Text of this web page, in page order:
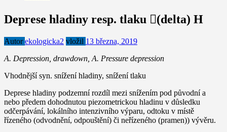
Deprese hladiny resp. tlaku (delta) H
Autorekologicka2 vložil 13 března, 2019
A. Depression, drawdown, A. Pressure depression
Vhodnější syn. snížení hladiny, snížení tlaku
Deprese hladiny podzemní rozdíl mezi snížením pod původní a
nebo předem dohodnutou piezometrickou hladinu v důsledku
odčerpávání, lokálního intenzivního výparu, odtoku v místě
řízeného (odvodnění, odpouštění) či neřízeného (pramen)) vývěru.